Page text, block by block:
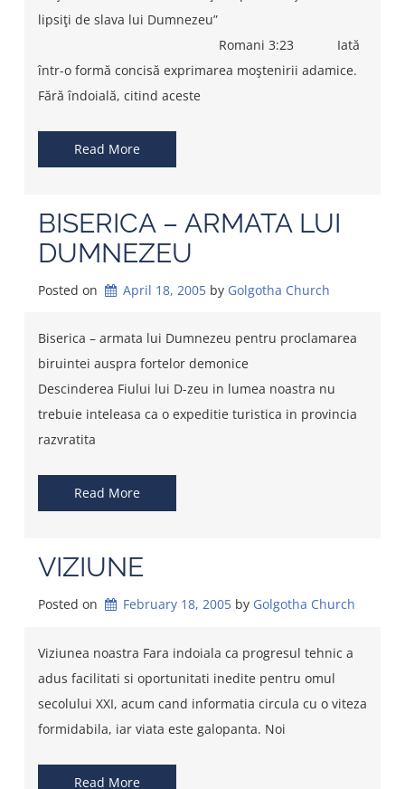
lipsiţi de slava lui Dumnezeu”
Romani 3:23 Iată
într-o formă concisă exprimarea moştenirii adamice.
Fără îndoială, citind aceste
Read More
BISERICA – ARMATA LUI
DUMNEZEU
Posted on April 18, 2005 by Golgotha Church
Biserica – armata lui Dumnezeu pentru proclamarea
biruintei auspra fortelor demonice
Descinderea Fiului lui D-zeu in lumea noastra nu
trebuie inteleasa ca o expeditie turistica in provincia
razvratita
Read More
VIZIUNE
Posted on February 18, 2005 by Golgotha Church
Viziunea noastra Fara indoiala ca progresul tehnic a
adus facilitati si oportunitati inedite pentru omul
secolului XXI, acum cand informatia circula cu o viteza
formidabila, iar viata este galopanta. Noi
Read More